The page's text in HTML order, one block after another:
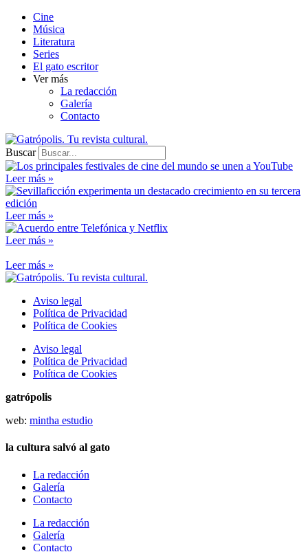
Cine
Música
Literatura
Series
El gato escritor
Ver más
La redacción
Galería
Contacto
Buscar
Leer más »
Leer más »
Leer más »
Leer más »
Aviso legal
Política de Privacidad
Política de Cookies
Aviso legal
Política de Privacidad
Política de Cookies
gatrópolis
web: mintha estudio
la cultura salvó al gato
La redacción
Galería
Contacto
La redacción
Galería
Contacto